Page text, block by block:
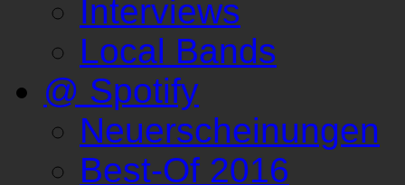
Interviews
Local Bands
@ Spotify
Neuerscheinungen
Best-Of 2016